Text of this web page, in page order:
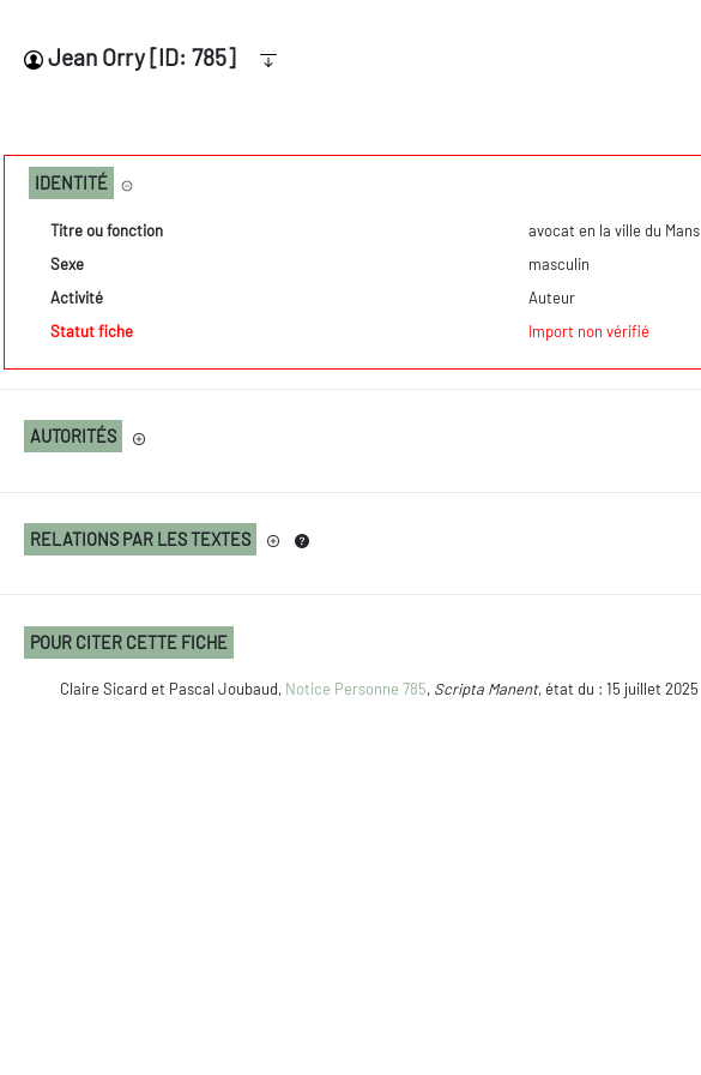
Jean Orry [ID: 785]
IDENTITÉ
Titre ou fonction
avocat en la ville du Mans
Sexe
masculin
Activité
Auteur
Statut fiche
Import non vérifié
AUTORITÉS
RELATIONS PAR LES TEXTES
POUR CITER CETTE FICHE
Claire Sicard et Pascal Joubaud, Notice Personne 785, Scripta Manent, état du : 15 juillet 2025